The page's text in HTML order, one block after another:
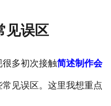
见误区
多初次接触简述制作会
见误区。这里我想重点